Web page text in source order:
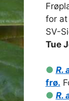
for at
SV-
Tue
● R.
frø.
● R.